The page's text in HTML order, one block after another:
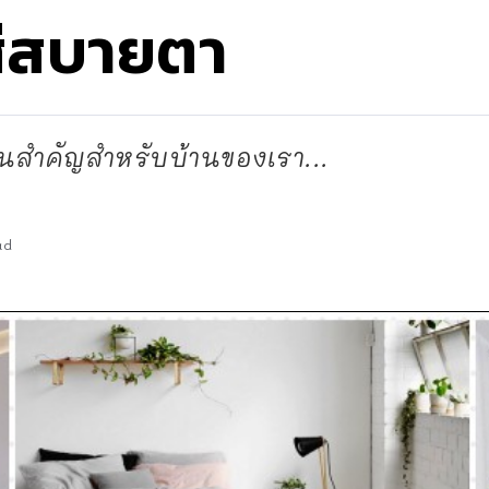
บายตา
ำคัญสำหรับบ้านของเรา...